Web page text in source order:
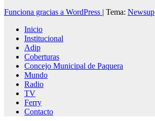
Funciona gracias a WordPress | Tema: Newsup
Inicio
Institucional
Adip
Coberturas
Concejo Municipal de Paquera
Mundo
Radio
TV
Ferry
Contacto